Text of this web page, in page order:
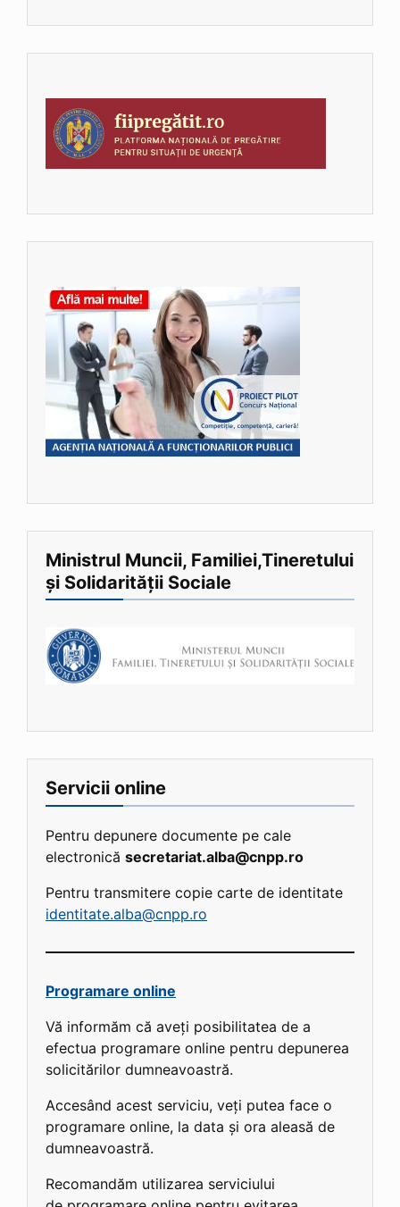
Ministrul Muncii, Familiei,Tineretului
și Solidarității Sociale
Servicii online
Pentru depunere documente pe cale
electronică secretariat.alba@cnpp.ro
Pentru transmitere copie carte de identitate
identitate.alba@cnpp.ro
Programare online
Vă informăm că aveți posibilitatea de a
efectua programare online pentru depunerea
solicitărilor dumneavoastră.
Accesând acest serviciu, veți putea face o
programare online, la data și ora aleasă de
dumneavoastră.
Recomandăm utilizarea serviciului